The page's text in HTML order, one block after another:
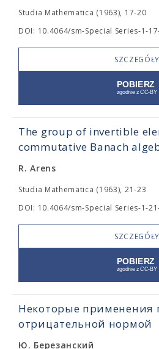
Studia Mathematica (1963), 17-20
DOI: 10.4064/sm-Special Series-1-
SZCZEGÓŁY
The group of invertible
commutative Banach
R. Arens
Studia Mathematica (1963), 21-23
DOI: 10.4064/sm-Special Series-1-
SZCZEGÓŁY
Некоторые применения
отрицательной нормой
Ю. Березанский